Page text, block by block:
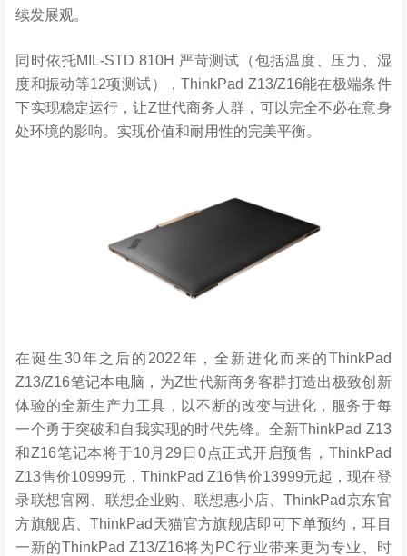
续发展观。
同时依托MIL-STD 810H 严苛测试（包括温度、压力、湿
度和振动等12项测试），ThinkPad Z13/Z16能在极端条件
下实现稳定运行，让Z世代商务人群，可以完全不必在意身
处环境的影响。实现价值和耐用性的完美平衡。
在诞生30年之后的2022年，全新进化而来的ThinkPad
Z13/Z16笔记本电脑，为Z世代新商务客群打造出极致创新
体验的全新生产力工具，以不断的改变与进化，服务于每
一个勇于突破和自我实现的时代先锋。全新ThinkPad Z13
和Z16笔记本将于10月29日0点正式开启预售，ThinkPad
Z13售价10999元，ThinkPad Z16售价13999元起，现在登
录联想官网、联想企业购、联想惠小店、ThinkPad京东官
方旗舰店、ThinkPad天猫官方旗舰店即可下单预约，耳目
一新的ThinkPad Z13/Z16将为PC行业带来更为专业、时